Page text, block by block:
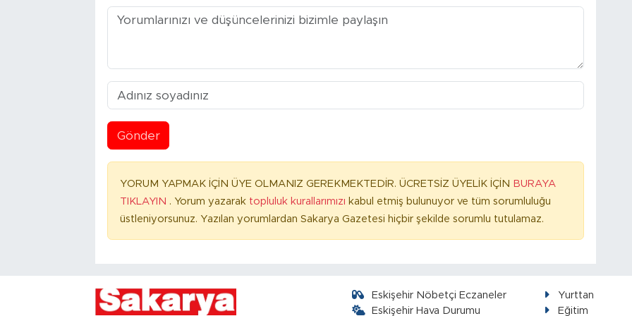
Gönder
YORUM YAPMAK İÇİN ÜYE OLMANIZ GEREKMEKTEDİR. ÜCRETSİZ ÜYELİK İÇİN BURAYA
TIKLAYIN . Yorum yazarak topluluk kurallarımızı kabul etmiş bulunuyor ve tüm sorumluluğu
üstleniyorsunuz. Yazılan yorumlardan Sakarya Gazetesi hiçbir şekilde sorumlu tutulamaz.
Eskişehir Nöbetçi Eczaneler
Eskişehir Hava Durumu
Yurttan
Eğitim